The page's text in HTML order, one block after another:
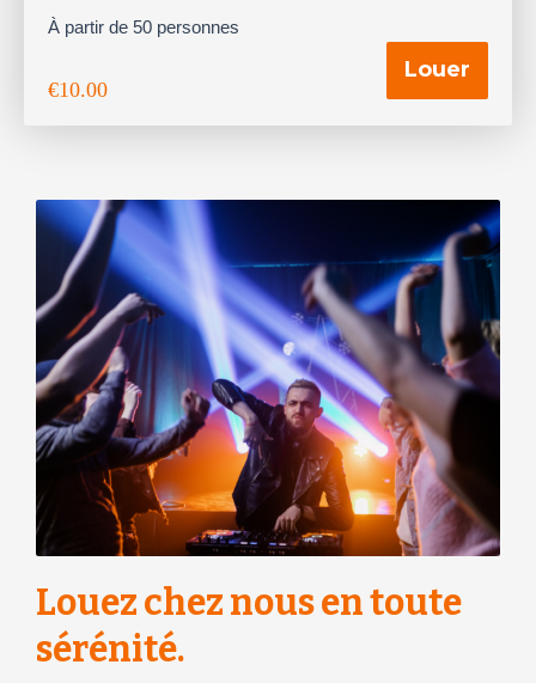
À partir de 50 personnes
€10.00
Louer
Louez chez nous en toute
sérénité.